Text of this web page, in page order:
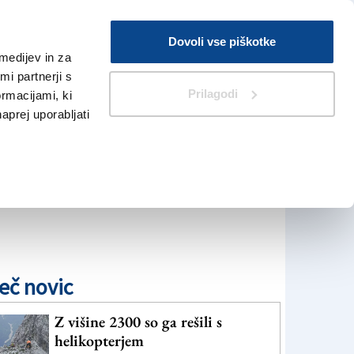
in za
partnerji s
ki
uporabljati
Dovoli vse piškotke
Prilagodi
V Kioskih
Iskanje
novic
Z višine 2300 so ga rešili s
helikopterjem